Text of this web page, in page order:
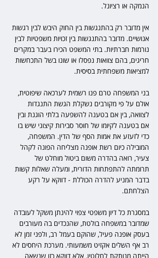
הנמקה או רציונל.
אין מדובר רק בהתנגשות בין החוק היבש לבין רגשות
אנושיים. מדובר בהתנגשות בין זכויות משפטיות לבין
נורמות חברתיות. בתי המשפט הכירו בעבר במקרים
חריגים, בהם צוואות נפסלו או שונו בשל התכחשות
למציאות משפחתית בסיסית.
בני המשפחה טרם פנו רשמית לערכאה שיפוטית,
אולם על פי מקורבים נשקלת הגשת התנגדות
לצוואה, בין אם בטענה להשפעה בלתי הוגנת ובין
אם בטענה לקיומו של חוסר סבירות קיצוני שיש בו
כדי לזעזע את אמות הסף של הדין. המשפחה,
המובילה כיום רשת אופנה מצליחה הפונה לקהל
צעיר, רואה בהדרה משום ביטול מוחלט של
תרומתה להתפתחות הדורית, ומעלה שאלות קשות
בדבר המניע להדרה הכוללת - דווקא על רקע
הצלחתם.
במסגרת כל דיון משפטי צפוי להינתן משקל לעובדה
שמדובר במשפחה בולטת, שהנכדים בה מעורבים
בעסק אופנה פעיל, שהוקם בעמל רב, ולפני זמן לא
רב אף השלים אקזיט משמעותי. מערכת היחסים לא
הייתה מנותקת לחלוטין, אלא דווקא כזו שנשאה